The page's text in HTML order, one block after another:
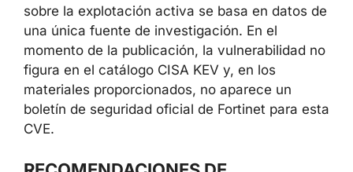
pueden obtener acceso a servicios en la nube
y aplicaciones internas, eludiendo la MFA.
Debe tenerse en cuenta que la información
sobre la explotación activa se basa en datos
de una única fuente de investigación. En el
momento de la publicación, la vulnerabilidad
materiales proporcionados, no aparece un